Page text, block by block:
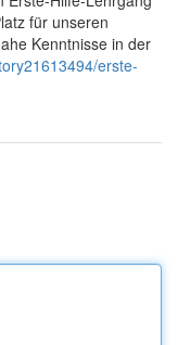
für unseren
Kenntnisse in der
erste-